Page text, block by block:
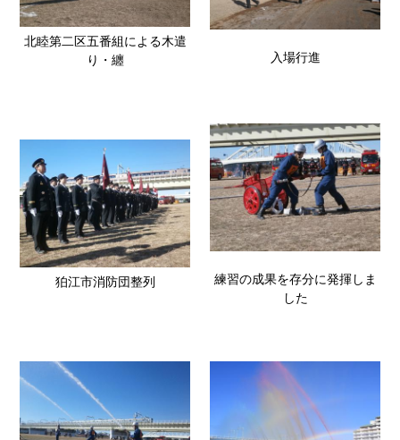
北睦第二区五番組による木遣
り・纏
入場行進
狛江市消防団整列
練習の成果を存分に発揮しま
した